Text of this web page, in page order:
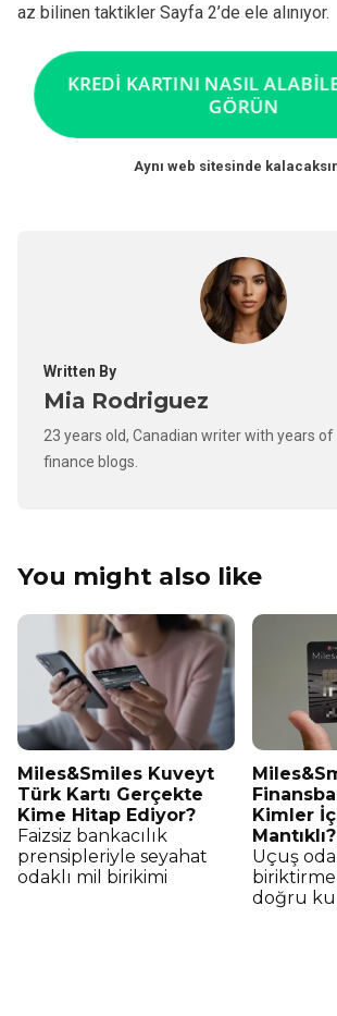
az bilinen taktikler Sayfa 2’de ele alınıyor.
KREDİ KARTINI NASIL
GÖRÜN
Aynı web sitesinde
Written By
Mia Rodriguez
23 years old, Canadian writer with years
finance blogs.
You might also like
Miles&Smiles Kuveyt
Türk Kartı Gerçekte
Kime Hitap Ediyor?
Faizsiz bankacılık
prensipleriyle seyahat
odaklı mil birikimi
Kimler
Mantıklı?
Uçuş
biriktirme
doğru